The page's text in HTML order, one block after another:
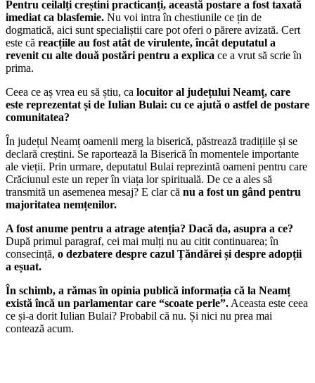
Pentru ceilalți creștini practicanți, această postare a fost taxată
imediat ca blasfemie. Nu voi intra în chestiunile ce țin de
dogmatică, aici sunt specialiștii care pot oferi o părere avizată. Cert
este că reacțiile au fost atât de virulente, încât deputatul a
revenit cu alte două postări pentru a explica ce a vrut să scrie în
prima.
Ceea ce aș vrea eu să știu, ca locuitor al județului Neamț, care
este reprezentat și de Iulian Bulai: cu ce ajută o astfel de postare
comunitatea?
În județul Neamț oamenii merg la biserică, păstrează tradițiile și se
declară creștini. Se raportează la Biserică în momentele importante
ale vieții. Prin urmare, deputatul Bulai reprezintă oameni pentru care
Crăciunul este un reper în viața lor spirituală. De ce a ales să
transmită un asemenea mesaj? E clar că nu a fost un gând pentru
majoritatea nemțenilor.
A fost anume pentru a atrage atenția? Dacă da, asupra a ce?
După primul paragraf, cei mai mulți nu au citit continuarea; în
consecință, o dezbatere despre cazul Țăndărei și despre adopții
a eșuat.
În schimb, a rămas în opinia publică informația că la Neamț
există încă un parlamentar care “scoate perle”. Aceasta este ceea
ce și-a dorit Iulian Bulai? Probabil că nu. Și nici nu prea mai
contează acum.